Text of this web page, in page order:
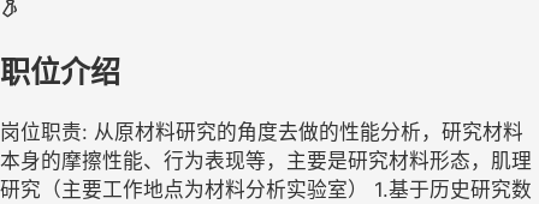
职位介绍
岗位职责: 从原材料研究的角度去做的性能分析，研究材料
本身的摩擦性能、行为表现等，主要是研究材料形态，肌理
研究（主要工作地点为材料分析实验室） 1.基于历史研究数